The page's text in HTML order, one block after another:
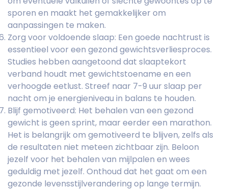
sporen en maakt het gemakkelijker om
aanpassingen te maken.
Zorg voor voldoende slaap: Een goede nachtrust is
essentieel voor een gezond gewichtsverliesproces.
Studies hebben aangetoond dat slaaptekort
verband houdt met gewichtstoename en een
verhoogde eetlust. Streef naar 7-9 uur slaap per
nacht om je energieniveau in balans te houden.
Blijf gemotiveerd: Het behalen van een gezond
gewicht is geen sprint, maar eerder een marathon.
Het is belangrijk om gemotiveerd te blijven, zelfs als
de resultaten niet meteen zichtbaar zijn. Beloon
jezelf voor het behalen van mijlpalen en wees
geduldig met jezelf. Onthoud dat het gaat om een
gezonde levensstijlverandering op lange termijn.